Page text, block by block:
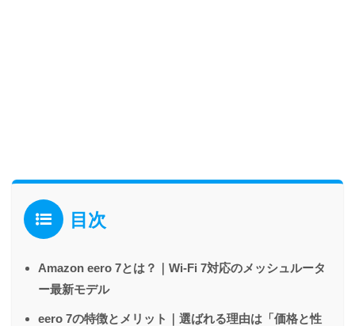
目次
Amazon eero 7とは？｜Wi-Fi 7対応のメッシュルータ
ー最新モデル
eero 7の特徴とメリット｜選ばれる理由は「価格と性